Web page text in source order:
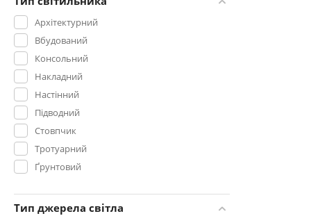
Архітектурний
Вбудований
Консольний
Накладний
Настінний
Підводний
Стовпчик
Тротуарний
Ґрунтовий
Тип джерела світла